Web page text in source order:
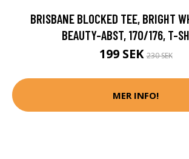
BRISBANE BLOCKED TEE, BRIGHT
BEAUTY-ABST, 170/176, T-
199 SEK230 SEK
MER INFO!